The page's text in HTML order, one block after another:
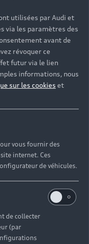
par
la franchise et des
tout
utilisées par Audi et
via les paramètres des
avant de
révoquer ce
futur via le lien
informations, nous
sur les cookies et
vous fournir des
internet. Ces
de véhicules.
de collecter
(par